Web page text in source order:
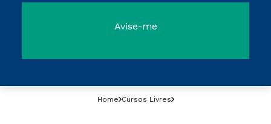
Home Cursos Livres
Avise-me